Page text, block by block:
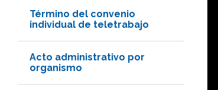
Término del convenio
individual de teletrabajo
Acto administrativo por
organismo